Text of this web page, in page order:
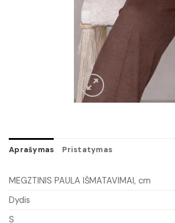
Aprašymas Pristatymas
MEGZTINIS PAULA IŠMATAVIMAI, cm
Dydis
S